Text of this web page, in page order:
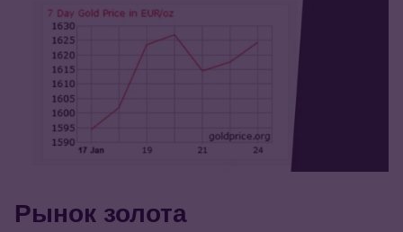
Рынок золота